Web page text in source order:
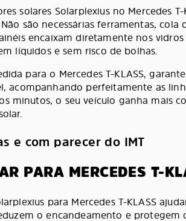
solares Solarplexius no Mercedes T-
são necessárias ferramentas, cola
encaixam diretamente nos
líquidos e sem risco de bolhas.
para o Mercedes T-KLASS,
acompanhando perfeitamente as
minutos, o seu veículo ganha mais
e com parecer do IMT
PARA MERCEDES T-
para Mercedes T-KLASS
o encandeamento e protegem